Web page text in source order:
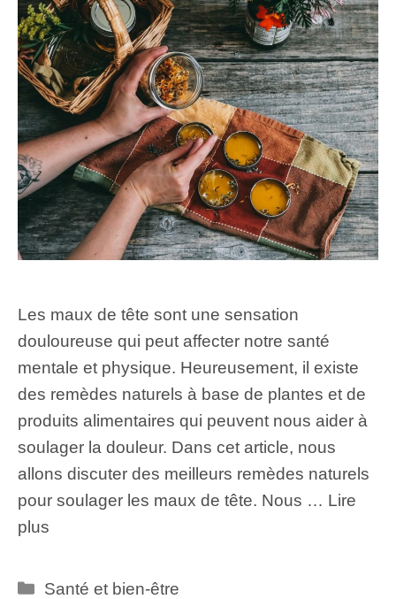
Les maux de tête sont une sensation
douloureuse qui peut affecter notre santé
mentale et physique. Heureusement, il existe
des remèdes naturels à base de plantes et de
produits alimentaires qui peuvent nous aider à
soulager la douleur. Dans cet article, nous
allons discuter des meilleurs remèdes naturels
pour soulager les maux de tête. Nous … Lire
plus
Catégories
Santé et bien-être